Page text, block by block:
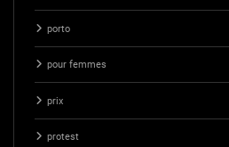
porto
pour femmes
prix
protest